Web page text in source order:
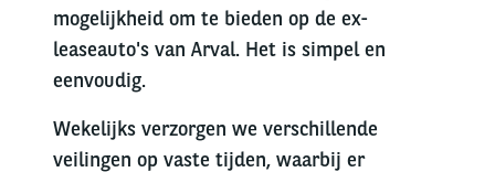
mogelijkheid om te bieden op de ex-
leaseauto's van Arval. Het is simpel en
eenvoudig.
Wekelijks verzorgen we verschillende
veilingen op vaste tijden, waarbij er